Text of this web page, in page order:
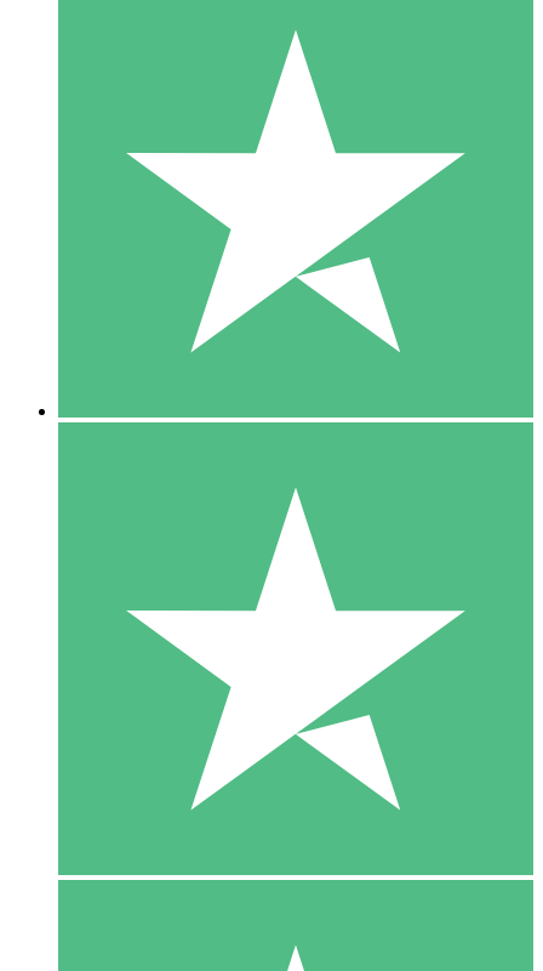
Paquetes de Créditos Individuales
Paga según el uso con créditos de descarga. Sin compromiso
10 00
10 Descargas
20 00